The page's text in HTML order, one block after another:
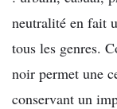
neutralité en fait
tous les genres.
noir permet une
conservant un